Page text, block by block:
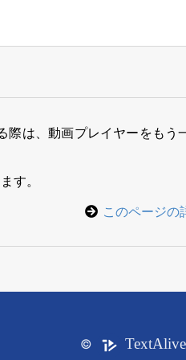
は、動画プレイヤーをもう
す。
このページの
© TextAlive